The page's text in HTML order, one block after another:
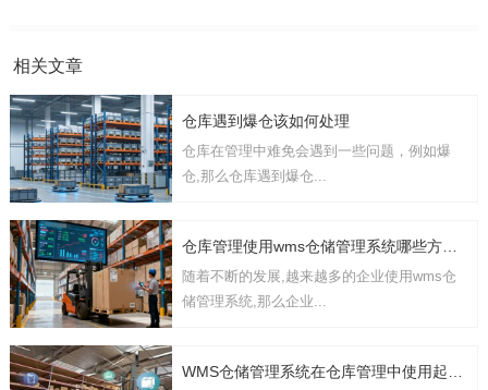
相关文章
仓库遇到爆仓该如何处理
仓库在管理中难免会遇到一些问题，例如爆
仓,那么仓库遇到爆仓...
随着不断的发展,越来越多的企业使用wms仓
储管理系统,那么企业...
WMS仓储管理系统在仓库管理中使用起到哪些作用